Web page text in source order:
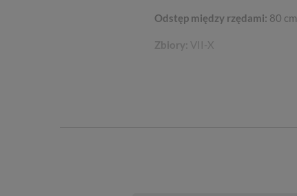
Odstęp między rzędami: 80 cm
Zbiory: VII-X